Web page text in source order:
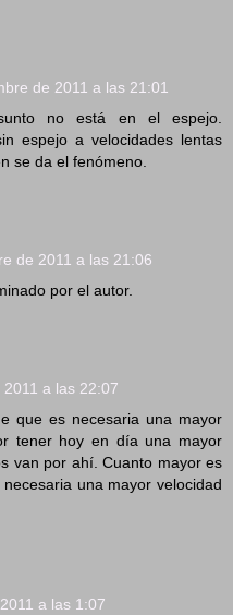
de 2011 a las 21:01
no está en el espejo.
espejo a velocidades lentas
se da el fenómeno.
de 2011 a las 21:06
por el autor.
a las 22:07
que es necesaria una mayor
tener hoy en día una mayor
van por ahí. Cuanto mayor es
una mayor velocidad
a las 1:07